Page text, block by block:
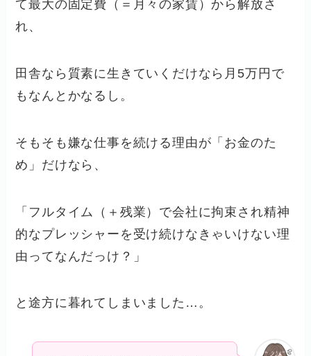
て最大の固定費（＝月々の家賃）から解放さ
れ、
田舎なら質素に生きていくだけなら月5万円で
もなんとかなるし。
そもそも嫌な仕事を続ける理由が「お金のた
め」だけなら、
「フルタイム（＋残業）で会社に拘束され精神
的なプレッシャーを受け続けなきゃいけない理
由ってなんだっけ？」
と途方に暮れてしまいました…。